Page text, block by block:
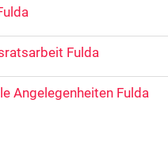
Fulda
Angelegenheiten Fulda